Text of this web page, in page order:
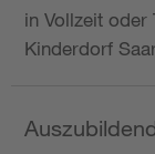
in Vollzeit oder
Kinderdorf